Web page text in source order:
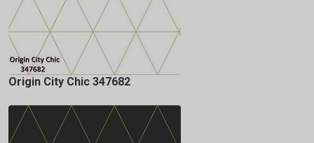
Origin City Chic 347682